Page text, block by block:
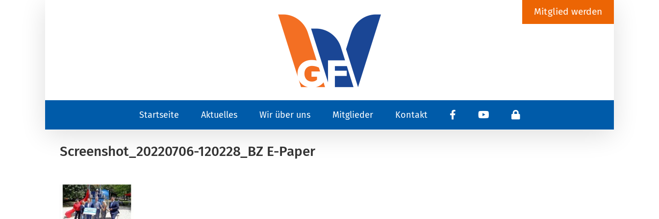
Mitglied werden
Startseite Aktuelles Wir über uns Mitglieder Kontakt
Screenshot_20220706-120228_BZ E-Paper